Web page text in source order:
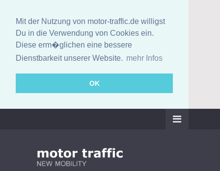
Mit der Nutzung von motor-traffic.de willigst
Du in die Verwendung von Cookies ein.
Diese erm�glichen eine bessere
Dienstbarkeit unserer Website. mehr Infos
OK